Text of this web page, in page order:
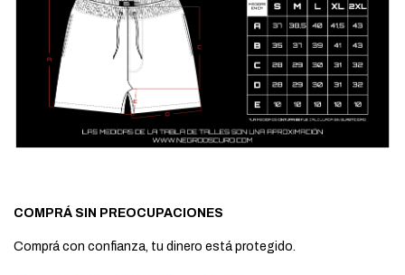
COMPRÁ SIN PREOCUPACIONES
Comprá con confianza, tu dinero está protegido.